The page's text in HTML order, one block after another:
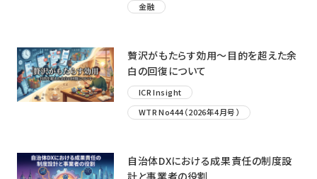
金融
贅沢がもたらす効用〜目的を超えた余
白の回復について
ICR Insight
WTR No444（2026年4月号）
自治体DXにおける成果責任の制度設